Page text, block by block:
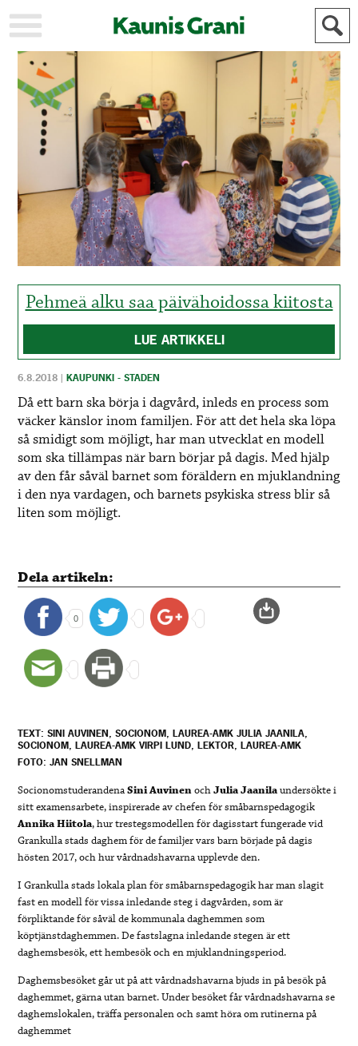
KAUPUNKI
AJANKOHTAISTA
AKTUELLT
URHEILU
IDROTT
KULTTUURI
KULTUR
HISTORIA
HISTORIA
YLEINEN
ALLMÄN
MAINOSTAJILLE
ANNONSÖRER
Pehmeä alku saa päivähoidossa kiitosta
LUE ARTIKKELI
6.8.2018 |KAUPUNKI - STADEN
Då ett barn ska börja i dagvård, inleds en process som
väcker känslor inom familjen. För att det hela ska löpa
så smidigt som möjligt, har man utvecklat en modell
som ska tillämpas när barn börjar på dagis. Med hjälp
av den får såväl barnet som föräldern en mjuklandning
i den nya vardagen, och barnets psykiska stress blir så
liten som möjligt.
Dela artikeln:
0
TEXT: SINI AUVINEN, SOCIONOM, LAUREA-AMK JULIA JAANILA,
SOCIONOM, LAUREA-AMK VIRPI LUND, LEKTOR, LAUREA-AMK
FOTO: JAN SNELLMAN
SocionomstuderandenaSini AuvinenochJulia Jaanilaundersökte i
sitt examensarbete, inspirerade av chefen för småbarnspedagogik
Annika Hiitola, hur trestegsmodellen för dagisstart fungerade vid
Grankulla stads daghem för de familjer vars barn började på dagis
hösten 2017, och hur vårdnadshavarna upplevde den.
I Grankulla stads lokala plan för småbarnspedagogik har man slagit
fast en modell för vissa inledande steg i dagvården, som är
förpliktande för såväl de kommunala daghemmen som
köptjänstdaghemmen. De fastslagna inledande stegen är ett
daghemsbesök, ett hembesök och en mjuklandningsperiod.
Daghemsbesöket går ut på att vårdnadshavarna bjuds in på besök på
daghemmet, gärna utan barnet.Under besöket får vårdnadshavarna se
daghemslokalen, träffa personalen och samt höra om rutinerna på
daghemmet